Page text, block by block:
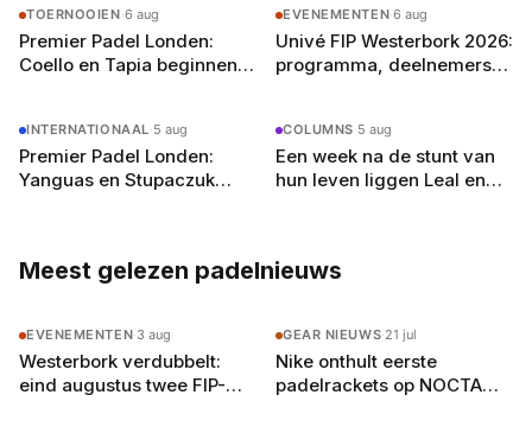
TOERNOOIEN·6 aug
Premier Padel Londen:
Coello en Tapia beginnen
EVENEMENTEN·6 aug
Univé FIP Westerbork 2026:
programma, deelnemers
INTERNATIONAAL·5 aug
Premier Padel Londen:
Yanguas en Stupaczuk
COLUMNS·5 aug
Een week na de stunt van
hun leven liggen Leal en
Meest gelezen padelnieuws
EVENEMENTEN·3 aug
Westerbork verdubbelt:
eind augustus twee FIP-
GEAR NIEUWS·21 jul
Nike onthult eerste
padelrackets op NOCTA